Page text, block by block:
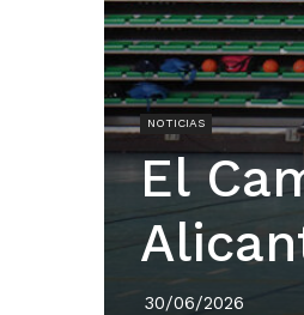
NOTICIAS
El
30/06/2026